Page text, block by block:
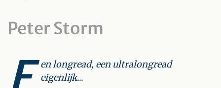
Peter Storm
en longread, een ultralongread
eigenlijk...